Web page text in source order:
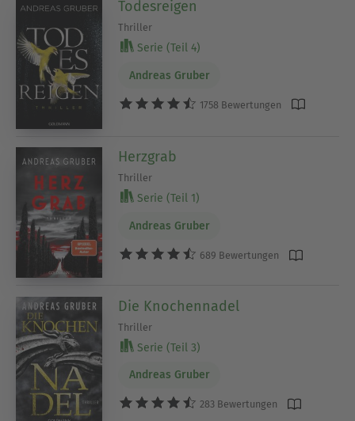
Todesreigen
Thriller
Serie (Teil 4)
Andreas Gruber
1758 Bewertungen
Herzgrab
Thriller
Serie (Teil 1)
Andreas Gruber
689 Bewertungen
Die Knochennadel
Thriller
Serie (Teil 3)
Andreas Gruber
283 Bewertungen